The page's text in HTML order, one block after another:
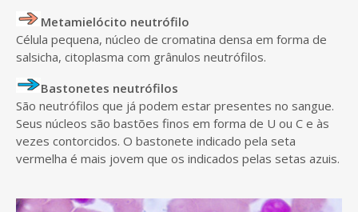
Metamielócito neutrófilo
Célula pequena, núcleo de cromatina densa em forma de
salsicha, citoplasma com grânulos neutrófilos.
Bastonetes neutrófilos
São neutrófilos que já podem estar presentes no sangue.
Seus núcleos são bastões finos em forma de U ou C e às
vezes contorcidos. O bastonete indicado pela seta
vermelha é mais jovem que os indicados pelas setas azuis.